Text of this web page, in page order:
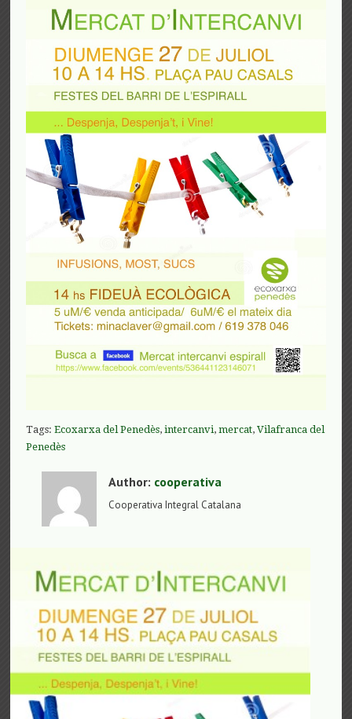
Tags:Ecoxarxa del Penedès,intercanvi,mercat,Vilafranca del
Penedès
Author: cooperativa
Cooperativa Integral Catalana